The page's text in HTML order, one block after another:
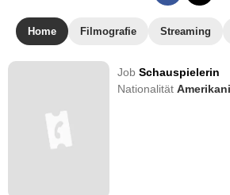
Home Filmografie Streaming
JobSchauspielerin
Nationalität